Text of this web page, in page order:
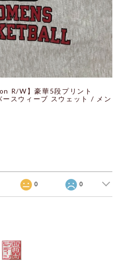
R/W】豪華5段プリント
スウィーブ スウェット / メン
0 0